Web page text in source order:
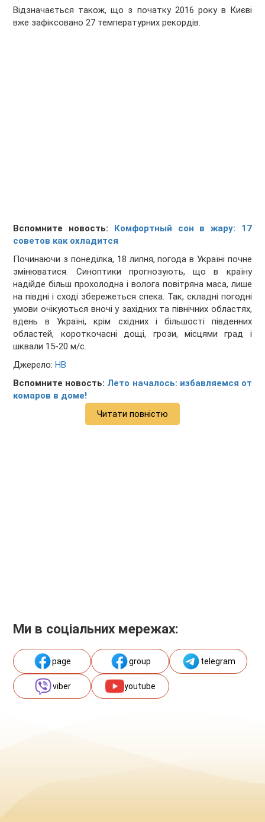
Відзначається також, що з початку 2016 року в Києві
вже зафіксовано 27 температурних рекордів.
Вспомните новость: Комфортный сон в жару: 17
советов как охладится
Починаючи з понеділка, 18 липня, погода в Україні почне
змінюватися. Синоптики прогнозують, що в країну
надійде більш прохолодна і волога повітряна маса, лише
на півдні і сході збережеться спека. Так, складні погодні
умови очікуються вночі у західних та північних областях,
вдень в Україні, крім східних і більшості південних
областей, короткочасні дощі, грози, місцями град і
шквали 15-20 м/с.
Джерело:НВ
Вспомните новость: Лето началось: избавляемся от
комаров в доме!
Читати повністю
Ми в соціальних мережах:
page group telegram
viber youtube